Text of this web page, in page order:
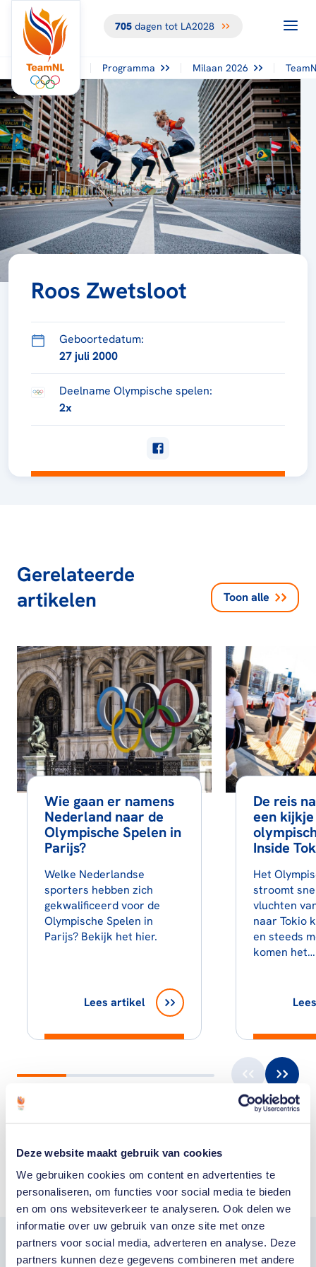
Deze website maakt gebruik van cookies
We gebruiken cookies om content en advertenties te
personaliseren, om functies voor social media te bieden
en om ons websiteverkeer te analyseren. Ook delen we
informatie over uw gebruik van onze site met onze
partners voor social media, adverteren en analyse. Deze
partners kunnen deze gegevens combineren met andere
705dagen tot LA2028
Programma Milaan 2026
Roos Zwetsloot
Geboortedatum:
27 juli 2000
Deelname Olympische spelen:
2x
Gerelateerde
artikelen
Toon alle
Wie gaan er namens
Nederland naar de
Olympische Spelen in
Parijs?
Welke Nederlandse
sporters hebben zich
gekwalificeerd voor de
Olympische Spelen in
Parijs? Bekijk het hier.
Lees artikel
De reis
een
Inside
Het
stroomt
vluchten
naar Tokio
en steeds
komen het…
Toon alle